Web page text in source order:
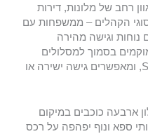
רחב של מלונות, דירות
הקהלים – ממשפחות עם
נוחות וגישה מהירה
בסמוך למסלולים
המרכזיים באזור Malina ו-Studenets, ומאפשרים גישה ישירה או
ארבעה כוכבים במיקום
ספא ונוף יפהפה על רכס